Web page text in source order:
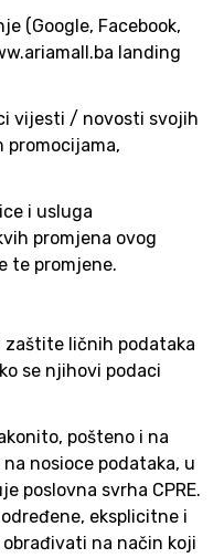
(Google, Facebook,
landing
vijesti / novosti svojih
promocijama,
i usluga
promjena ovog
te promjene.
zaštite ličnih podataka
se njihovi podaci
pošteno i na
nosioce podataka, u
poslovna svrha CPRE.
eksplicitne i
na način koji